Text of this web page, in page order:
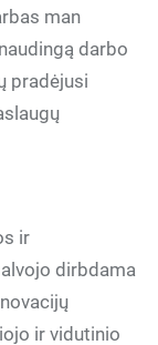
man
darbo
pradėjusi
ir
dirbdama
ir vidutinio